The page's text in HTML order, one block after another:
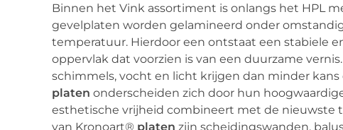
Binnen het Vink assortiment is onlangs het HPL
gevelplaten worden gelamineerd onder
temperatuur. Hierdoor een ontstaat een stabiele
oppervlak dat voorzien is van een duurzame
schimmels, vocht en licht krijgen dan minder
platen onderscheiden zich door hun
esthetische vrijheid combineert met de nieuwste
van Kronoart® platen zijn scheidingswanden,